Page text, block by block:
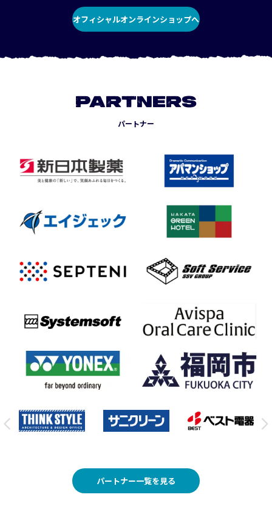
オフィシャルオンラインショップへ
PARTNERS
パートナー
パートナー一覧を見る